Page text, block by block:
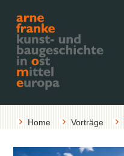
Home Vorträge